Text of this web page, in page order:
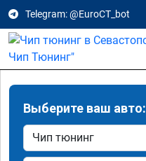
Telegram: @EuroCT_bot
Выберите ваш авто: